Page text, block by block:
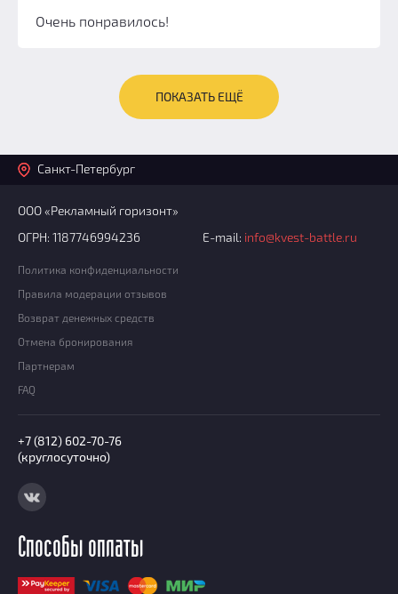
Очень понравилось!
ПОКАЗАТЬ ЕЩЁ
Санкт-Петербург
ООО «Рекламный горизонт»
ОГРН: 1187746994236
E-mail: info@kvest-battle.ru
Политика конфиденциальности
Правила модерации отзывов
Возврат денежных средств
Отмена бронирования
Партнерам
FAQ
+7 (812) 602-70-76
(круглосуточно)
Способы оплаты